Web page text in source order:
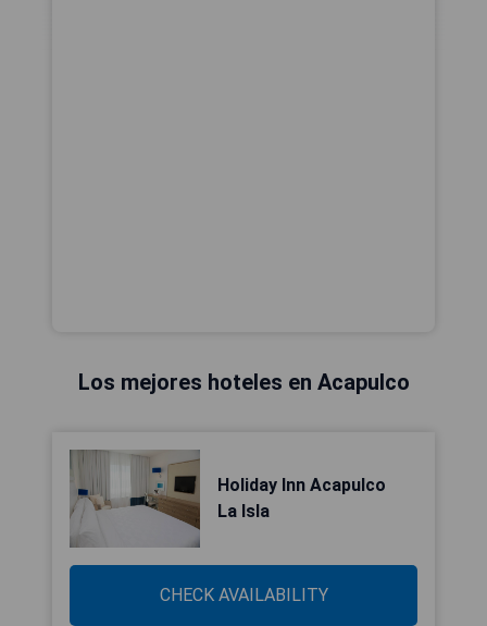
Los mejores hoteles en Acapulco
Holiday Inn Acapulco
La Isla
CHECK AVAILABILITY